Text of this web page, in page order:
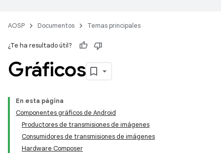
AOSP Documentos Temas principales
¿Te ha resultado útil?
Gráficos
En esta página
Componentes gráficos de Android
Productores de transmisiones de imágenes
Consumidores de transmisiones de imágenes
Hardware Composer